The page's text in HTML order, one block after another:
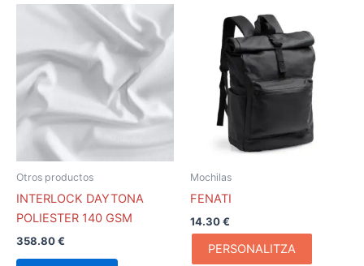
Otros productos
INTERLOCK DAYTONA
POLIESTER 140 GSM
358.80€
Este
producto
tiene
múltiples
variantes.
Las
opciones
la
Mochilas
FENATI
14.30€
PERSONALITZA